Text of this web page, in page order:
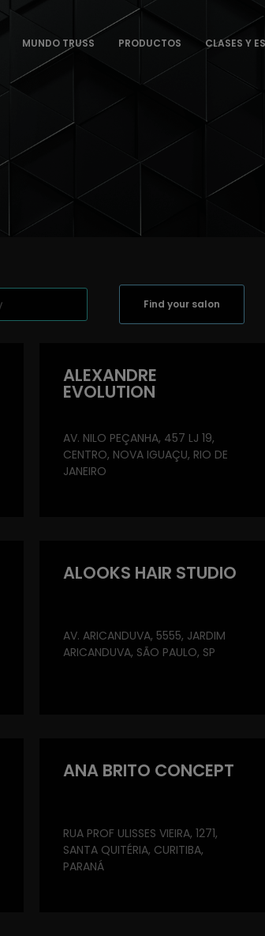
MUNDO TRUSS PRODUCTOS CLASES Y
ALEXANDRE
EVOLUTION
AV. NILO PEÇANHA, 457 LJ 19,
CENTRO, NOVA IGUAÇU, RIO DE
JANEIRO
ALOOKS HAIR STUDIO
AV. ARICANDUVA, 5555, JARDIM
ARICANDUVA, SÃO PAULO, SP
ANA BRITO CONCEPT
RUA PROF ULISSES VIEIRA, 1271,
SANTA QUITÉRIA, CURITIBA,
PARANÁ